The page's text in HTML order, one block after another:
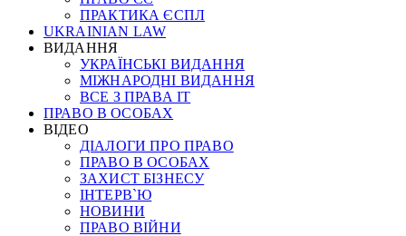
ПРАКТИКА ЄСПЛ
UKRAINIAN LAW
ВИДАННЯ
УКРАЇНСЬКІ ВИДАННЯ
МІЖНАРОДНІ ВИДАННЯ
ВСЕ З ПРАВА ІТ
ПРАВО В ОСОБАХ
ВІДЕО
ДІАЛОГИ ПРО ПРАВО
ПРАВО В ОСОБАХ
ЗАХИСТ БІЗНЕСУ
ІНТЕРВ`Ю
НОВИНИ
ПРАВО ВІЙНИ